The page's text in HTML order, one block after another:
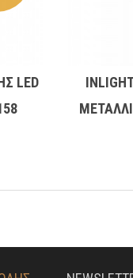
LED